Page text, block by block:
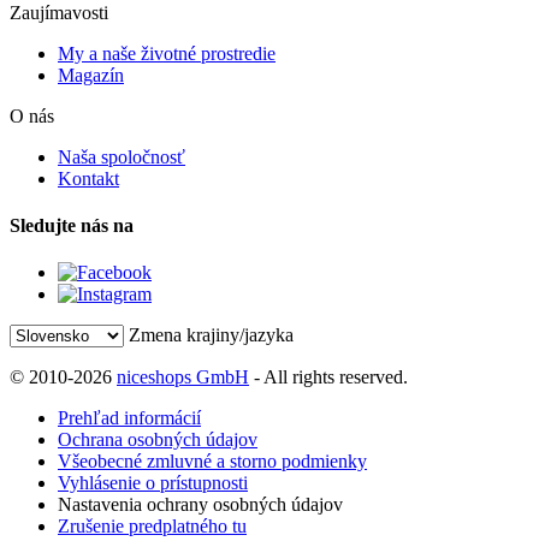
Zaujímavosti
My a naše životné prostredie
Magazín
O nás
Naša spoločnosť
Kontakt
Sledujte nás na
Zmena krajiny/jazyka
© 2010-2026 niceshops GmbH - All rights reserved.
Prehľad informácií
Ochrana osobných údajov
Všeobecné zmluvné a storno podmienky
Vyhlásenie o prístupnosti
Nastavenia ochrany osobných údajov
Zrušenie predplatného tu